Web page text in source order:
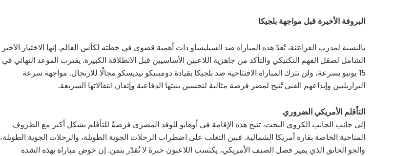
البروفة الأخيرة قبل مواجهة بلجيكا
بالنسبة لمدرب الفراعنة، تُعدّ هذه المباراة ضد السيليساو ذات أهمية قصوى في خطته لكأس العالم. إنها الاختبار الأخير
الشامل لصقل الفهم التكتيكي والتأكد من جاهزية اللاعبين الأساسيين قبل الانطلاقة الكبيرة. يقترب الموعد النهائي في
15 يونيو بسرعة، ولن تترك المباراة الافتتاحية ضد بلجيكا بقيادة دومينيكو تيديسكو مجالًا للارتجال. مواجهة سرعة
البرازيليين وإبداعهم الفني تُتيح لمصر فرصة مثالية لتحسين بنيتها الدفاعية وإتقان انتقالاتها السريعة.
التأقلم الأمريكي الضروري
إلى جانب الجانب الكروي البحت، تتيح هذه الإقامة في أوهايو للوفد المصري فرصةً للتأقلم بشكل أكبر مع الظروف
المناخية الخاصة بقارة أمريكا الشمالية. فبين التغلب على اضطراب الرحلات الجوية الطويلة، والرحلات الجوية الطويلة،
والجو الخانق الذي يميز فصل الصيف الأمريكي، يكتسب اللاعبون خبرةً لا تُقدّر بثمن. إن خوض مباراة بهذه الشدة